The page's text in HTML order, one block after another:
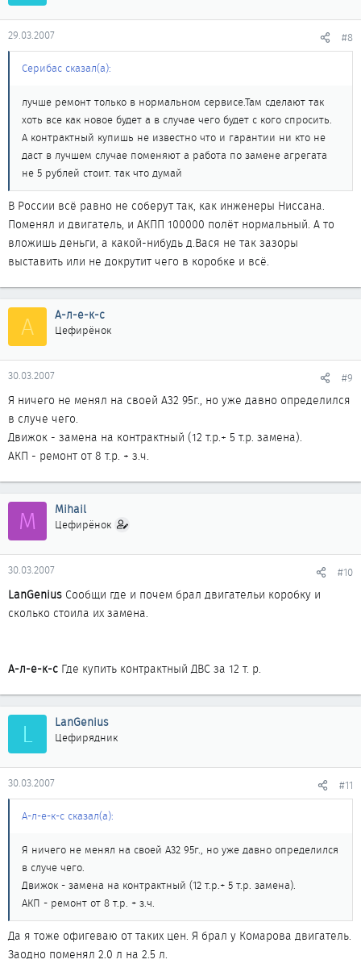
29.03.2007 #8
Серибас сказал(а):
лучше ремонт только в нормальном сервисе.Там сделают так
хоть все как новое будет а в случае чего будет с кого спросить.
А контрактный купишь не известно что и гарантии ни кто не
даст в лучшем случае поменяют а работа по замене агрегата
не 5 рублей стоит. так что думай
В России всё равно не соберут так, как инженеры Ниссана.
Поменял и двигатель, и АКПП 100000 полёт нормальный. А то
вложишь деньги, а какой-нибудь д.Вася не так зазоры
выставить или не докрутит чего в коробке и всё.
А А-л-е-к-с
Цефирёнок
30.03.2007 #9
Я ничего не менял на своей А32 95г., но уже давно определился
в случе чего.
Движок - замена на контрактный (12 т.р.+ 5 т.р. замена).
АКП - ремонт от 8 т.р. + з.ч.
M Mihail
Цефирёнок
30.03.2007 #10
LanGenius Сообщи где и почем брал двигательи коробку и
сколько стоила их замена.
А-л-е-к-с Где купить контрактный ДВС за 12 т. р.
L LanGenius
Цефирядник
30.03.2007 #11
А-л-е-к-с сказал(а):
Я ничего не менял на своей А32 95г., но уже давно определился
в случе чего.
Движок - замена на контрактный (12 т.р.+ 5 т.р. замена).
АКП - ремонт от 8 т.р. + з.ч.
Да я тоже офигеваю от таких цен. Я брал у Комарова двигатель.
Заодно поменял 2.0 л на 2.5 л.